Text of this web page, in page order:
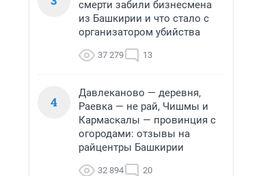
смерти забили бизнесмена
из Башкирии и что стало с
организатором убийства
37 279 13
4
Давлеканово — деревня,
Раевка — не рай, Чишмы и
Кармаскалы — провинция с
огородами: отзывы на
райцентры Башкирии
32 894 20